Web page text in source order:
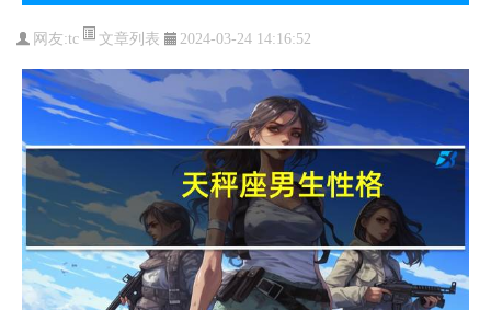
网友:tc 文章列表 2024-03-24 14:16:52